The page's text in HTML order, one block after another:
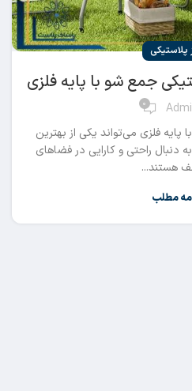
پلاستیکی
جمع شو با پایه فلزی
0
فلزی می‌تواند یکی از بهترین
دنبال راحتی و کارایی در فضاهای
هستند...
مطلب